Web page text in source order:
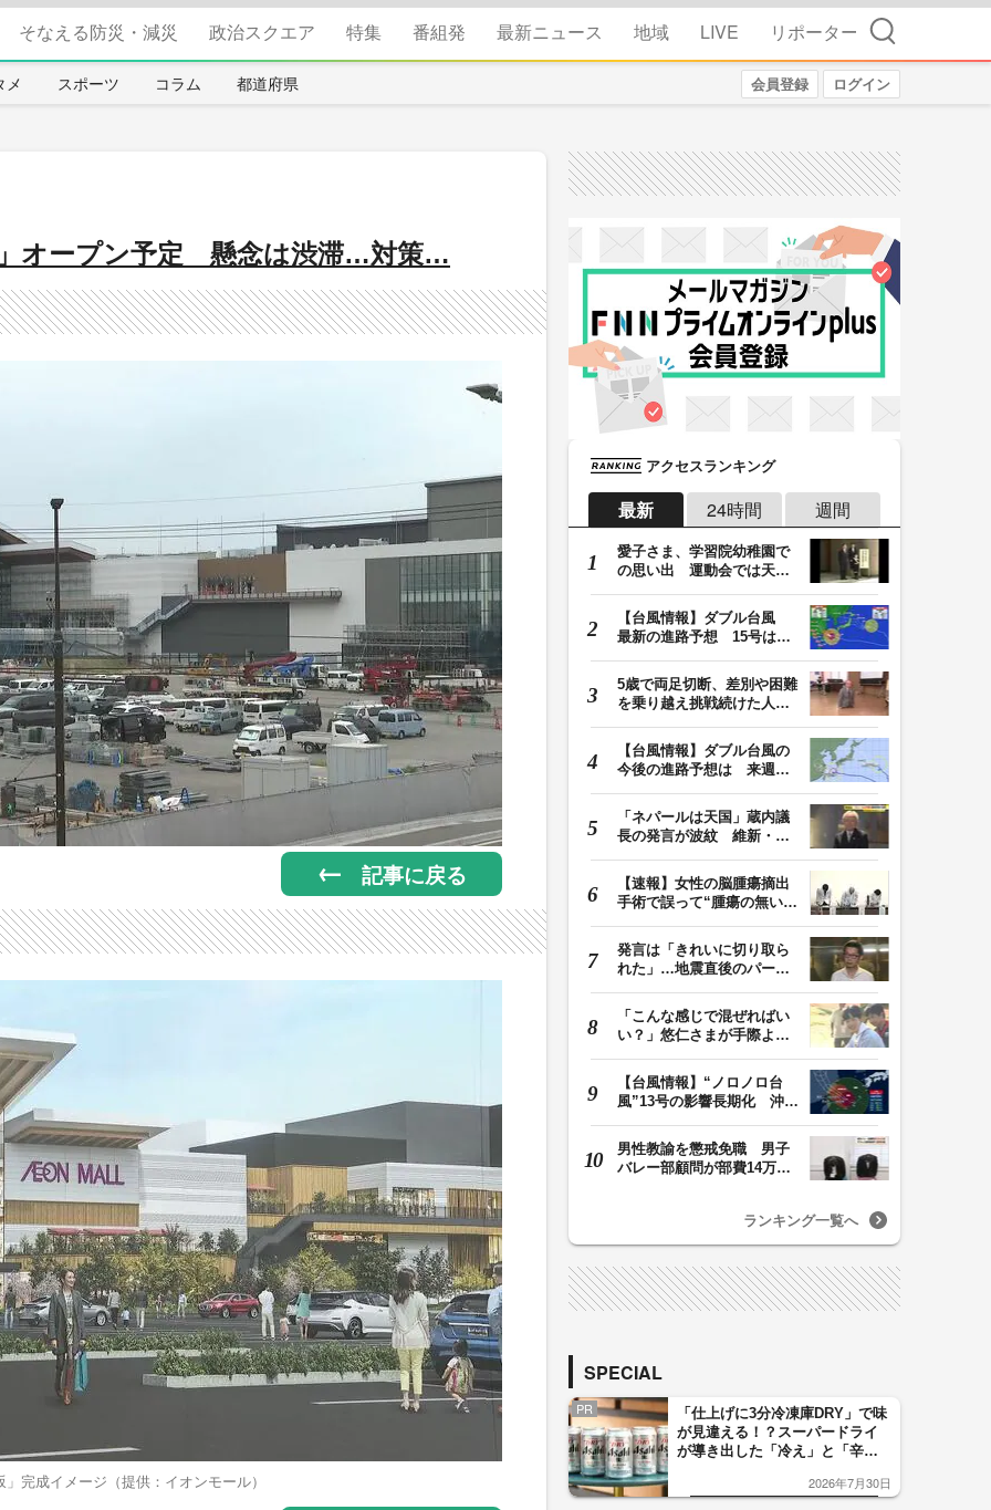
そなえる防災・減災 政治スクエア 特集 番組発 最新ニュース 地域 LIVE リポーター 検索
メ スポーツ コラム 都道府県 会員登録 ログイン
オープン予定 懸念は渋滞…対策…
記事に戻る
完成イメージ（提供：イオンモール）
アクセスランキング
最新 24時間 週間
愛子さま、学習院幼稚園で
の思い出 運動会では天皇
【台風情報】ダブル台風
最新の進路予想 15号は北
5歳で両足切断、差別や困難
を乗り越え挑戦続けた人
【台風情報】ダブル台風の
今後の進路予想は 来週、
「ネパールは天国」蔵内議
長の発言が波紋 維新・吉
【速報】女性の脳腫瘍摘出
手術で誤って“腫瘍の無い部
発言は「きれいに切り取ら
れた」…地震直後のパーテ
「こんな感じで混ぜればい
い？」悠仁さまが手際よく
【台風情報】“ノロノロ台
風”13号の影響長期化 沖縄
男性教諭を懲戒免職 男子
バレー部顧問が部費14万円
ランキング一覧へ
SPECIAL
PR
「仕上げに3分冷凍庫DRY」で味
が見違える！？スーパードライ
が導き出した「冷え」と「辛
した「辛口カーブ」が飲み頃の
2026年7月30日